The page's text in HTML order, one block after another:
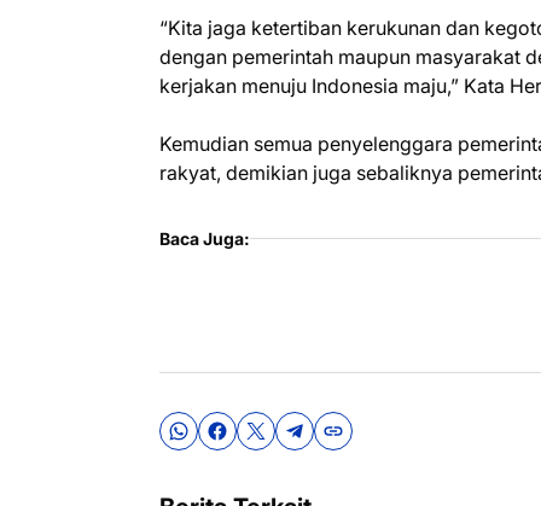
“Kita jaga ketertiban kerukunan dan
dengan pemerintah maupun masyarakat
kerjakan menuju Indonesia maju,” Kata
Kemudian semua penyelenggara
rakyat, demikian juga sebaliknya
Baca Juga: